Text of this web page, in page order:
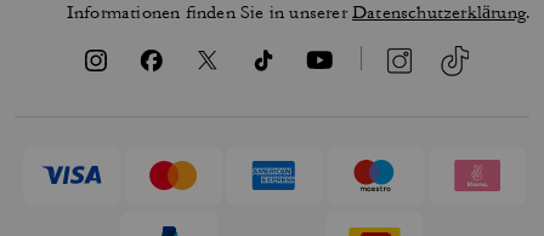
Informationen finden Sie in unsererDatenschutzerklärung.